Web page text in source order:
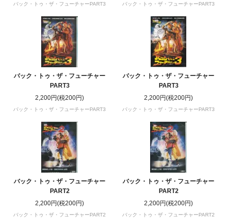
バック・トゥ・ザ・フューチャーPART3 バック・トゥ・ザ・フューチャーPART3
バック・トゥ・ザ・フューチャー
PART3
2,200円(税200円)
バック・トゥ・ザ・フューチャーPART3
バック・トゥ・ザ・フューチャー
PART3
2,200円(税200円)
バック・トゥ・ザ・フューチャーPART3
バック・トゥ・ザ・フューチャー
PART2
2,200円(税200円)
バック・トゥ・ザ・フューチャーPART2
バック・トゥ・ザ・フューチャー
PART2
2,200円(税200円)
バック・トゥ・ザ・フューチャーPART2